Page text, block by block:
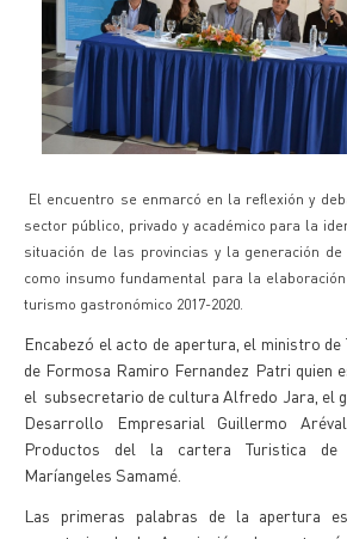
El encuentro se enmarcó en la reflexión y
sector público, privado y académico para la
situación de las provincias y la generación
como insumo fundamental para la
turismo gastronómico 2017-2020.
Encabezó el acto de apertura, el ministro de
de Formosa Ramiro Fernandez Patri quien
el subsecretario de cultura Alfredo Jara, el
Desarrollo Empresarial Guillermo
Productos del la cartera Turistica de
Maríangeles Samamé.
Las primeras palabras de la apertura